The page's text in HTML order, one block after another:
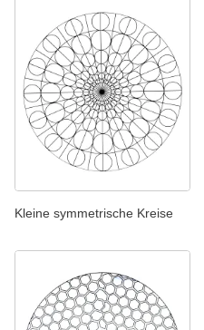
Kleine symmetrische Kreise